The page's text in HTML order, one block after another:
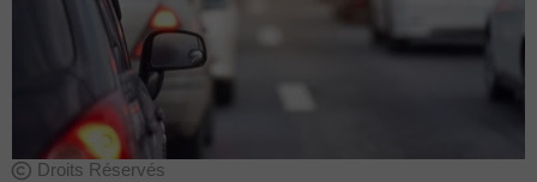
Droits Réservés